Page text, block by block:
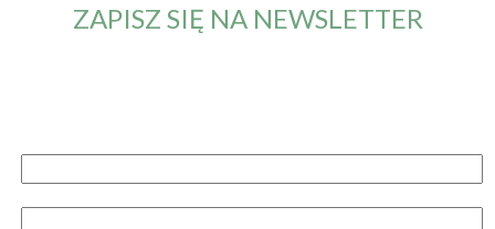
ZAPISZ SIĘ NA NEWSLETTER